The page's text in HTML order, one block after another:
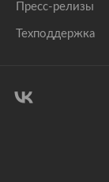
Пресс-релизы
Техподдержка